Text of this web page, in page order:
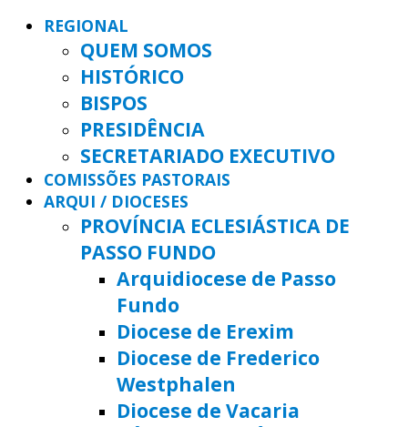
REGIONAL
QUEM SOMOS
HISTÓRICO
BISPOS
PRESIDÊNCIA
SECRETARIADO EXECUTIVO
COMISSÕES PASTORAIS
ARQUI / DIOCESES
PROVÍNCIA ECLESIÁSTICA DE
PASSO FUNDO
Arquidiocese de Passo
Fundo
Diocese de Erexim
Diocese de Frederico
Westphalen
Diocese de Vacaria